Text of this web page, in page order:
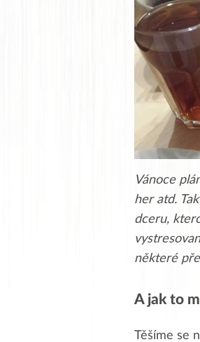
Vánoce
her atd.
dceru,
některé
A jak to
Těšíme se